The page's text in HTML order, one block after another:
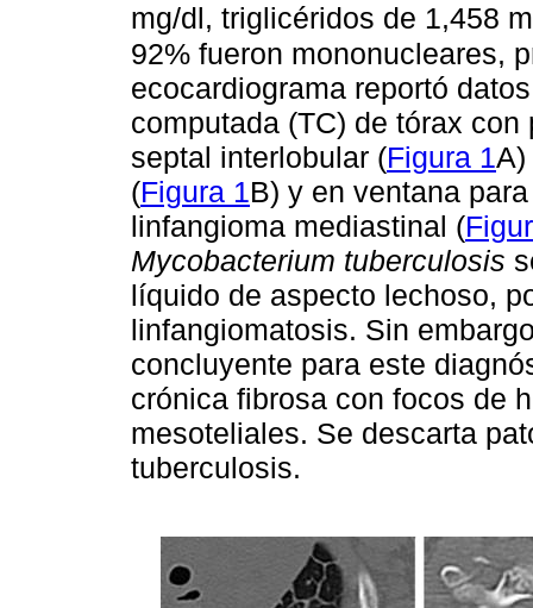
mg/dl, triglicéridos de 1,458
92% fueron mononucleares,
ecocardiograma reportó
computada (TC) de tórax
septal interlobular (Figura 1
(Figura 1 B) y en ventana
linfangioma mediastinal (
Mycobacterium tuberculosis
líquido de aspecto lechoso,
linfangiomatosis. Sin
concluyente para este
crónica fibrosa con focos de
mesoteliales. Se descarta
tuberculosis.